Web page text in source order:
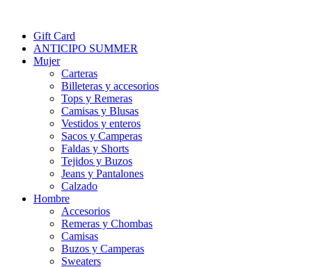
Gift Card
ANTICIPO SUMMER
Mujer
Carteras
Billeteras y accesorios
Tops y Remeras
Camisas y Blusas
Vestidos y enteros
Sacos y Camperas
Faldas y Shorts
Tejidos y Buzos
Jeans y Pantalones
Calzado
Hombre
Accesorios
Remeras y Chombas
Camisas
Buzos y Camperas
Sweaters